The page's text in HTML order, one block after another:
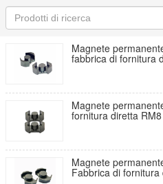
Magnete
fabbrica di fornitura
Magnete
fornitura diretta RM8
Magnete
Fabbrica di